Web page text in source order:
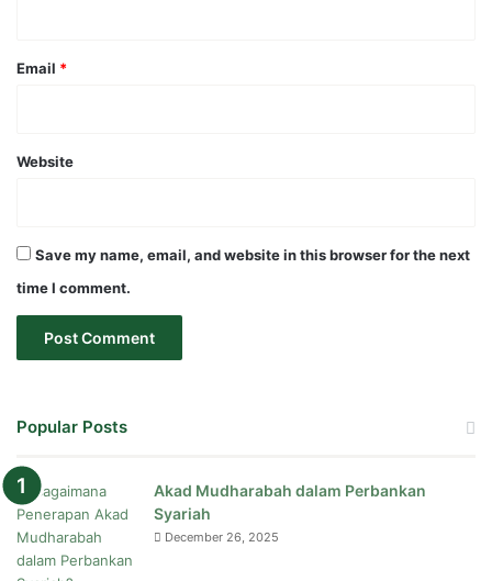
Email *
Website
Save my name, email, and website in this browser for the next
time I comment.
Popular Posts
Akad Mudharabah dalam Perbankan
Syariah
December 26, 2025